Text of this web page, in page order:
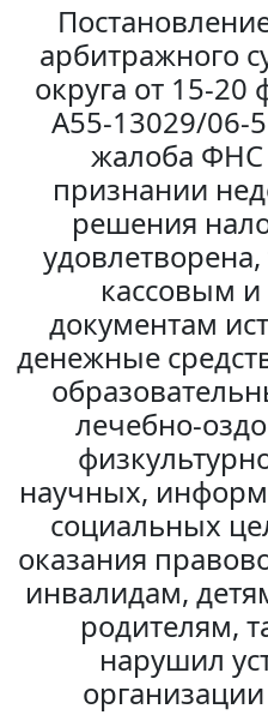
арбитражного
округа от 15-20
А55-13029/06-
жалоба ФНС
признании
решения
удовлетворена,
кассовым
документам
денежные
лечебно-
научных,
социальных
оказания
инвалидам,
родителям,
нарушил